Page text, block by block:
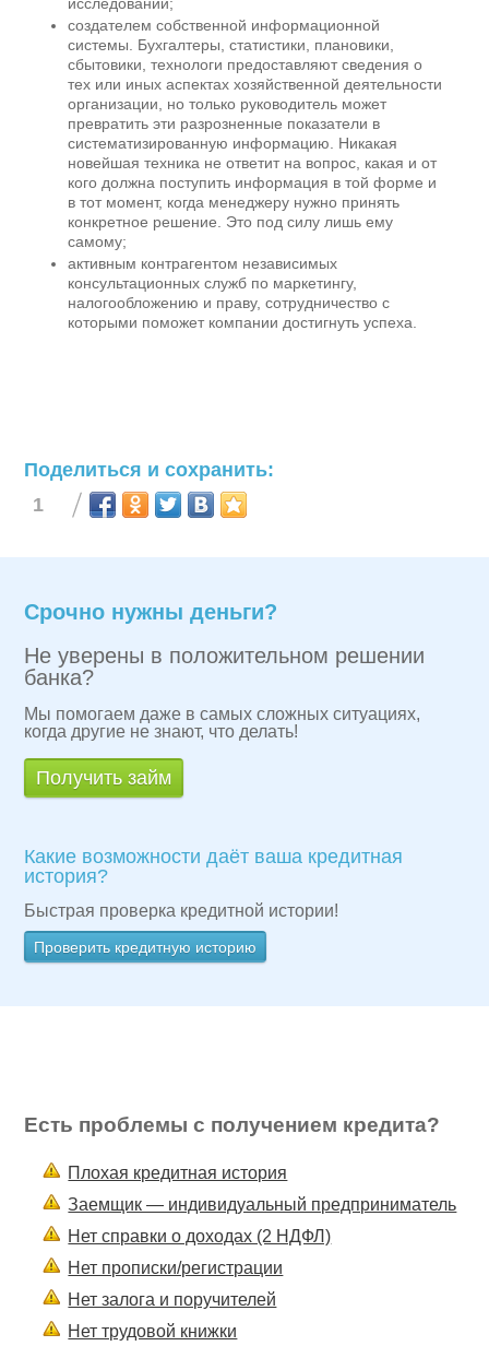
создателем собственной информационной
системы. Бухгалтеры, статистики, плановики,
сбытовики, технологи предоставляют сведения о
тех или иных аспектах хозяйственной деятельности
организации, но только руководитель может
превратить эти разрозненные показатели в
систематизированную информацию. Никакая
новейшая техника не ответит на вопрос, какая и от
кого должна поступить информация в той форме и
в тот момент, когда менеджеру нужно принять
конкретное решение. Это под силу лишь ему
самому;
активным контрагентом независимых
консультационных служб по маркетингу,
налогообложению и праву, сотрудничество с
которыми поможет компании достигнуть успеха.
Поделиться и сохранить:
1
Срочно нужны деньги?
Не уверены в положительном решении
банка?
Мы помогаем даже в самых сложных ситуациях,
когда другие не знают, что делать!
Получить займ
Какие возможности даёт ваша кредитная
история?
Быстрая проверка кредитной истории!
Проверить кредитную историю
Есть проблемы с получением кредита?
Плохая кредитная история
Заемщик — индивидуальный предприниматель
Нет справки о доходах (2 НДФЛ)
Нет прописки/регистрации
Нет залога и поручителей
Нет трудовой книжки